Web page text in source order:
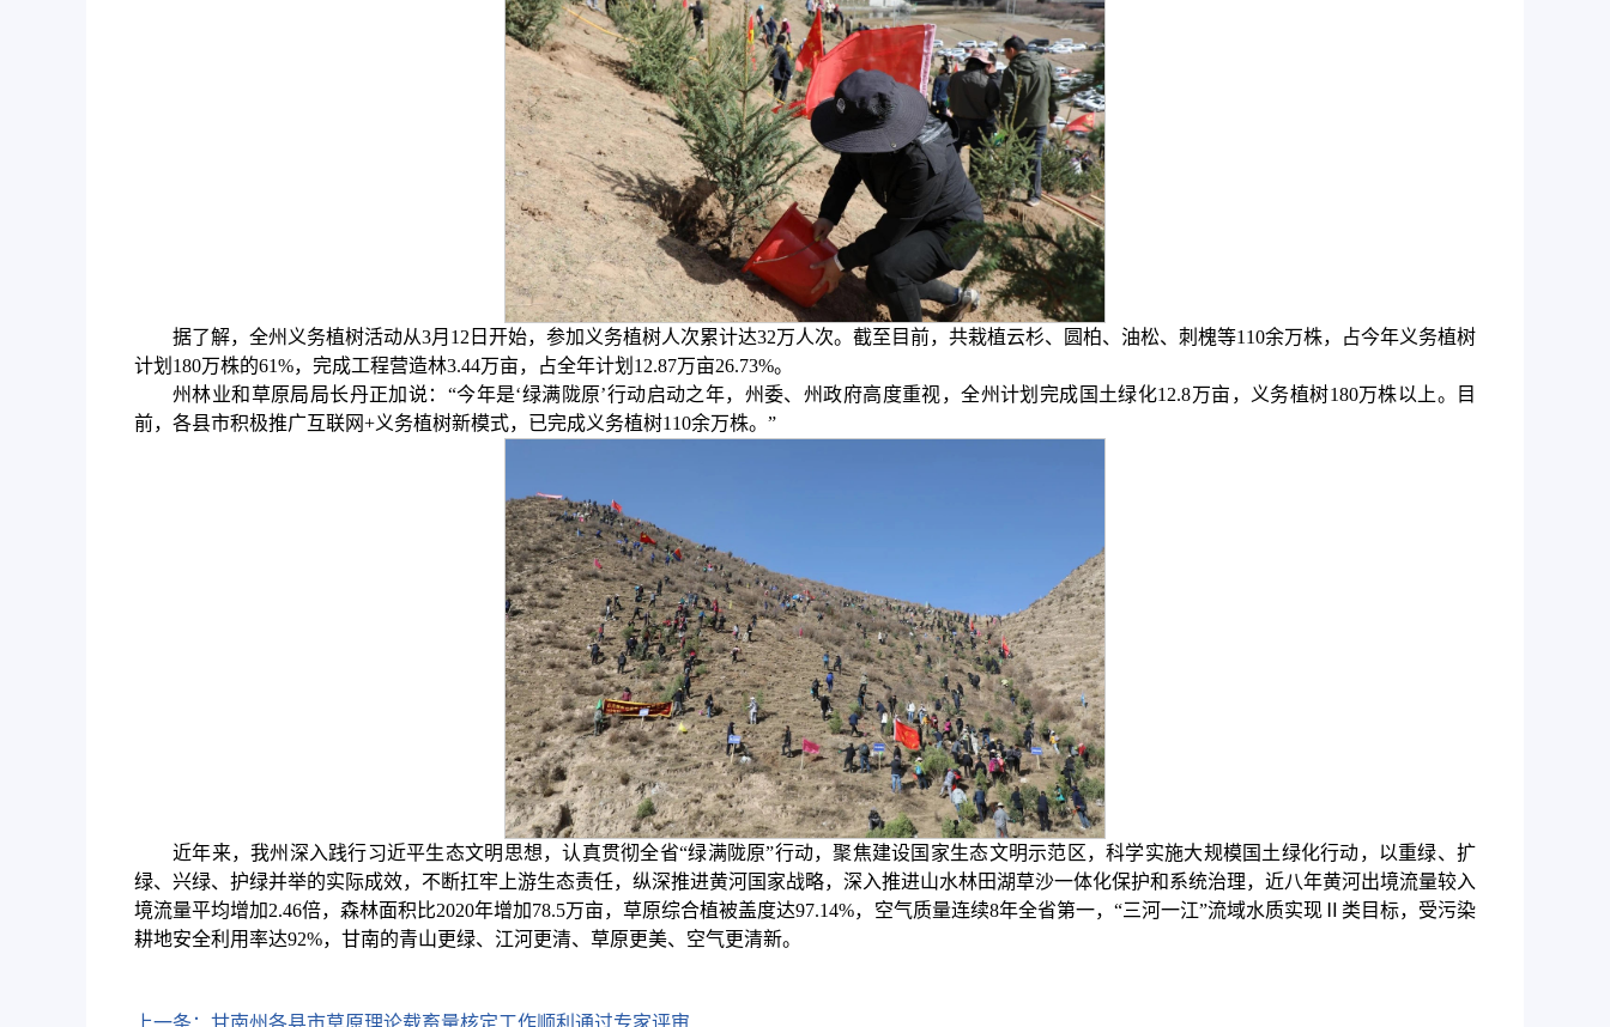
据了解，全州义务植树活动从3月12日开始，参加义务植树人次累计达32万人次。截至目前，共栽植云杉、圆柏、油松、刺槐等110余万株，占今年义务植树
计划180万株的61%，完成工程营造林3.44万亩，占全年计划12.87万亩26.73%。
州林业和草原局局长丹正加说：“今年是‘绿满陇原’行动启动之年，州委、州政府高度重视，全州计划完成国土绿化12.8万亩，义务植树180万株以上。目
前，各县市积极推广互联网+义务植树新模式，已完成义务植树110余万株。”
近年来，我州深入践行习近平生态文明思想，认真贯彻全省“绿满陇原”行动，聚焦建设国家生态文明示范区，科学实施大规模国土绿化行动，以重绿、扩
绿、兴绿、护绿并举的实际成效，不断扛牢上游生态责任，纵深推进黄河国家战略，深入推进山水林田湖草沙一体化保护和系统治理，近八年黄河出境流量较入
境流量平均增加2.46倍，森林面积比2020年增加78.5万亩，草原综合植被盖度达97.14%，空气质量连续8年全省第一，“三河一江”流域水质实现Ⅱ类目标，受污染
耕地安全利用率达92%，甘南的青山更绿、江河更清、草原更美、空气更清新。
上一条： 甘南州各县市草原理论载畜量核定工作顺利通过专家评审